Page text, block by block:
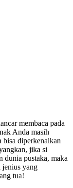
membaca pada
Anda masih
bisa diperkenalkan
jika si
dunia pustaka, maka
jenius yang
tua!